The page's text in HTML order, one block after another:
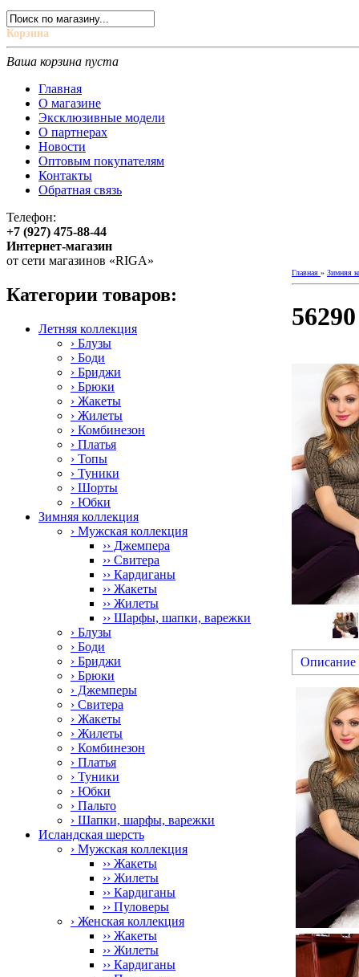
Корзина
Ваша корзина пуста
Главная
О магазине
Эксклюзивные модели
О партнерах
Новости
Оптовым покупателям
Контакты
Обратная связь
Телефон:
+7 (927) 475-88-44
Интернет-магазин
от сети магазинов «RIGA»
Категории товаров:
Летняя коллекция
› Блузы
› Боди
› Бриджи
› Брюки
› Жакеты
› Жилеты
› Комбинезон
› Платья
› Топы
› Туники
› Шорты
› Юбки
Зимняя коллекция
› Мужская коллекция
›› Джемпера
›› Свитера
›› Кардиганы
›› Жакеты
›› Жилеты
›› Шарфы, шапки, варежки
› Блузы
› Боди
› Бриджи
› Брюки
› Джемперы
› Свитера
› Жакеты
› Жилеты
› Комбинезон
› Платья
› Туники
› Юбки
› Пальто
› Шапки, шарфы, варежки
Исландская шерсть
› Мужская коллекция
›› Жакеты
›› Жилеты
›› Кардиганы
›› Пуловеры
› Женская коллекция
›› Жакеты
›› Жилеты
›› Кардиганы
Главная » Зимняя
Описание